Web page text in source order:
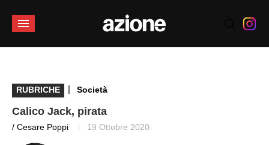
RUBRICHE | Società
Calico Jack, pirata
/ Cesare Poppi 19 Ottobre 2020